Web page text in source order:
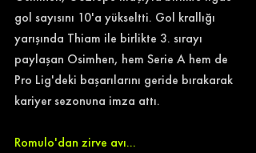
gol sayısını 10'a yükseltti. Gol krallığı
yarışında Thiam ile birlikte 3. sırayı
paylaşan Osimhen, hem Serie A hem de
Pro Lig'deki başarılarını geride bırakarak
kariyer sezonuna imza attı.
Romulo'dan zirve avı...